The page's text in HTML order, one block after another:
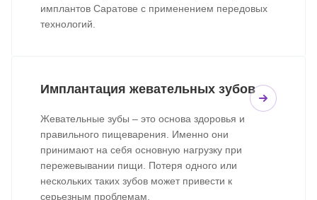
имплантов Саратове с применением передовых
технологий.
Имплантация жевательных зубов
Жевательные зубы – это основа здоровья и
правильного пищеварения. Именно они
принимают на себя основную нагрузку при
пережевывании пищи. Потеря одного или
нескольких таких зубов может привести к
серьезным проблемам.